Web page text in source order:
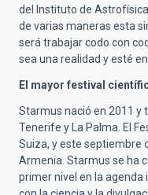
del Instituto de
de varias maneras esta
será trabajar codo con
sea una realidad y esté
El mayor festival
Starmus nació en 2011 y
Tenerife y La Palma. El
Suiza, y este septiembre
Armenia. Starmus se ha
primer nivel en la